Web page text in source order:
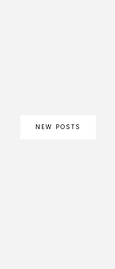
NEW POSTS